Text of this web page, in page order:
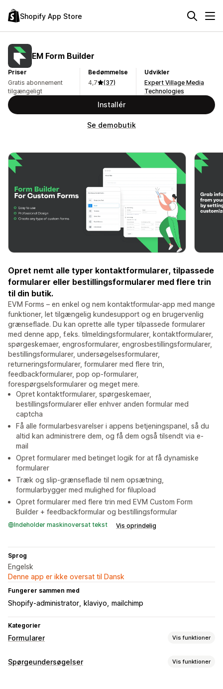
Shopify App Store
EM Form Builder
Priser
Gratis abonnement
tilgængeligt
Bedømmelse
4,7
(37)
Udvikler
Expert Village Media
Technologies
Installér
Se demobutik
Opret nemt alle typer kontaktformularer, tilpassede
formularer eller bestillingsformularer med flere trin
til din butik.
EVM Forms – en enkel og nem kontaktformular-app med mange
funktioner, let tilgængelig kundesupport og en brugervenlig
grænseflade. Du kan oprette alle typer tilpassede formularer
med denne app, f.eks. tilmeldingsformularer, kontaktformularer,
spørgeskemaer, engrosformularer, engrosbestillingsformularer,
bestillingsformularer, undersøgelsesformularer,
returneringsformularer, formularer med flere trin,
feedbackformularer, pop op-formularer,
forespørgselsformularer og meget mere.
Opret kontaktformularer, spørgeskemaer,
bestillingsformularer eller enhver anden formular med
captcha
Få alle formularbesvarelser i appens betjeningspanel, så du
altid kan administrere dem, og få dem også tilsendt via e-
mail
Opret formularer med betinget logik for at få dynamiske
formularer
Træk og slip-grænseflade til nem opsætning,
formularbygger med mulighed for filupload
Opret formularer med flere trin med EVM Custom Form
Builder + feedbackformular og bestillingsformular
Indeholder maskinoversat tekst Vis oprindelig
Sprog
Engelsk
Denne app er ikke oversat til Dansk
Fungerer sammen med
Shopify-administrator klaviyo mailchimp
Kategorier
Formularer Vis funktioner
Formulartyper
Spørgeundersøgelser Vis funktioner